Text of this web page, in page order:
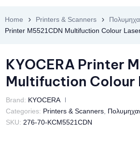
Home Printers & Scanners
Printer M5521CDN Multifuction Colour
KYOCERA Printer
Multifuction Colour
Brand: KYOCERA
Categories: Printers & Scanners
SKU: 276-70-KCM5521CDN